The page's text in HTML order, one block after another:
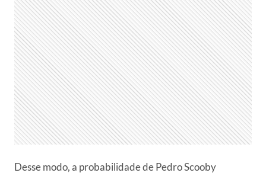
Desse modo, a probabilidade de Pedro Scooby